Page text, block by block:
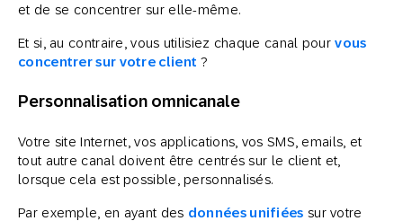
et de se concentrer sur elle-même.
Et si, au contraire, vous utilisiez chaque canal pourvous
concentrer sur votre client ?
Personnalisation omnicanale
Votre site Internet, vos applications, vos SMS, emails, et
tout autre canal doivent être centrés sur le client et,
lorsque cela est possible, personnalisés.
Par exemple, en ayant des données unifiées sur votre